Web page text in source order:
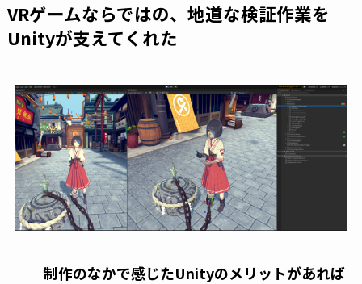
VRゲームならではの、地道な検証作業を
Unityが支えてくれた
──制作のなかで感じたUnityのメリットがあれば